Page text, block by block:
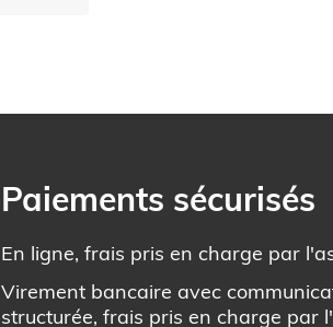
Paiements sécurisés
En ligne, frais pris en charge par
Virement bancaire avec
structurée, frais pris en charge par